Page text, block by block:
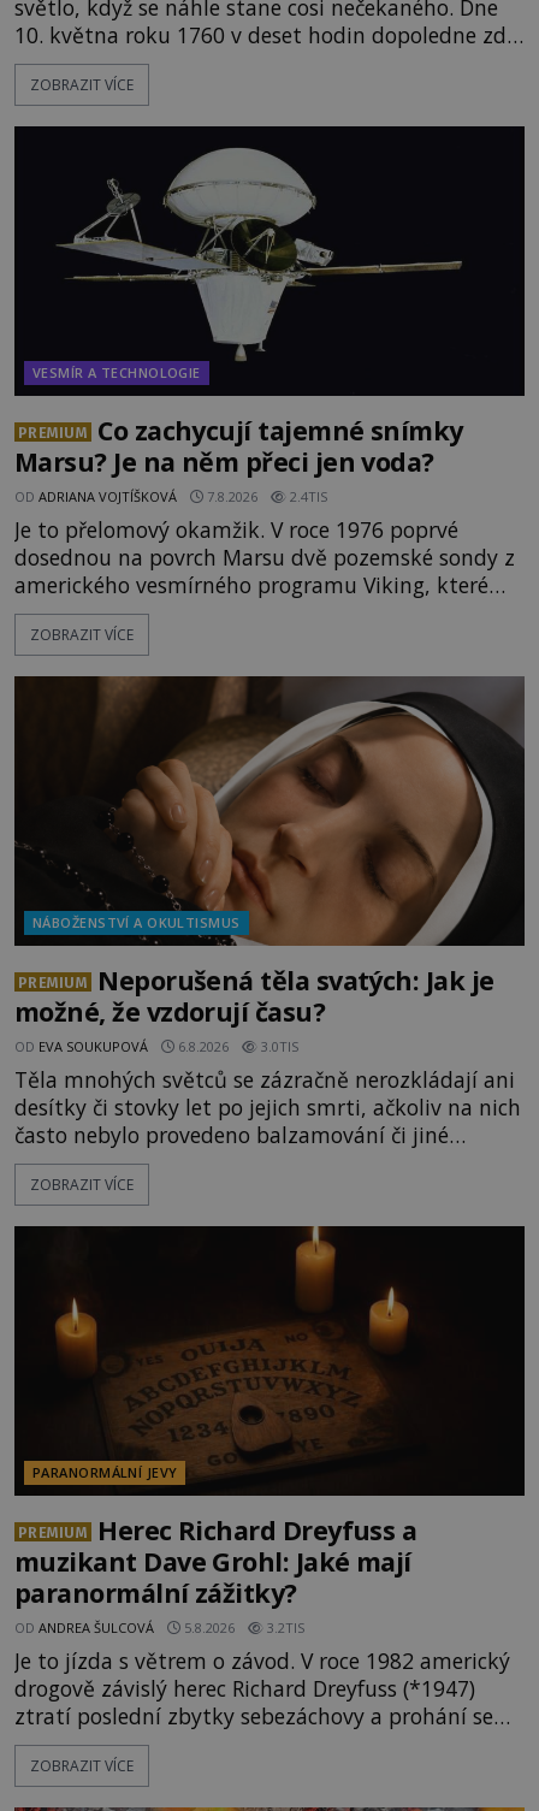
světlo, když se náhle stane cosi nečekaného. Dne
10. května roku 1760 v deset hodin dopoledne zde
dojde k vůbec prvnímu historicky doloženému
přeletu UFO. Podle záznamů vyzařuje takové
jen o nějaký optický klam, nebo se zde skutečně
právě vznáší mimozemská loď
ZOBRAZIT VÍCE
VESMÍR A TECHNOLOGIE
PREMIUM
Co zachycují tajemné snímky
Marsu? Je na něm přeci jen voda?
OD ADRIANA VOJTÍŠKOVÁ 7.8.2026 2.4TIS
Je to přelomový okamžik. V roce 1976 poprvé
dosednou na povrch Marsu dvě pozemské sondy z
amerického vesmírného programu Viking, které
jsou schopny pořídit fotografie záhadami
opředené rudé planety. Viking 1 zde zaznamená
zvané Cydonie totiž zachytí podivný útvar
připomínající lidskou tvář. NASA (Národní úřad
ZOBRAZIT VÍCE
NÁBOŽENSTVÍ A OKULTISMUS
PREMIUM
Neporušená těla svatých: Jak je
možné, že vzdorují času?
OD EVA SOUKUPOVÁ 6.8.2026 3.0TIS
Těla mnohých světců se zázračně nerozkládají ani
desítky či stovky let po jejich smrti, ačkoliv na nich
často nebylo provedeno balzamování či jiné
pokusy o konzervaci. Neporušené ostatky bývají
považovány za důkaz svatosti zemřelých. Jaké
ZOBRAZIT VÍCE
PARANORMÁLNÍ JEVY
PREMIUM
Herec Richard Dreyfuss a
muzikant Dave Grohl: Jaké mají
paranormální zážitky?
OD ANDREA ŠULCOVÁ 5.8.2026 3.2TIS
Je to jízda s větrem o závod. V roce 1982 americký
drogově závislý herec Richard Dreyfuss (*1947)
ztratí poslední zbytky sebezáchovy a prohání se
po silnicích ve svém mercedesu jako utržený ze
řetězu. Vše vyvrcholí katastrofou, když to Dreyfuss
ZOBRAZIT VÍCE